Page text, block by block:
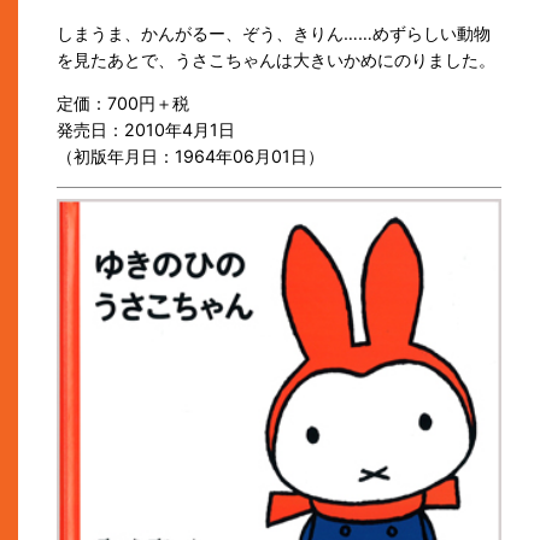
しまうま、かんがるー、ぞう、きりん……めずらしい動物
を見たあとで、うさこちゃんは大きいかめにのりました。
定価：700円＋税
発売日：2010年4月1日
（初版年月日：1964年06月01日）